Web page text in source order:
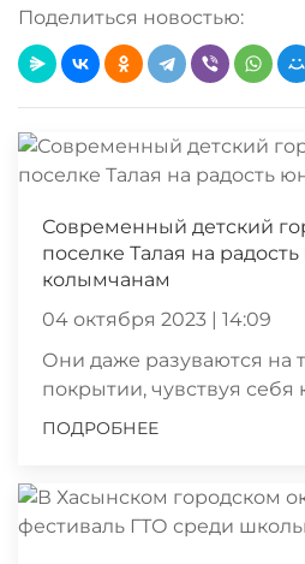
Поделиться новостью:
Современный детский
поселке Талая на
колымчанам
04 октября 2023 | 14:09
Они даже разуваются на
покрытии, чувствуя себя
ПОДРОБНЕЕ